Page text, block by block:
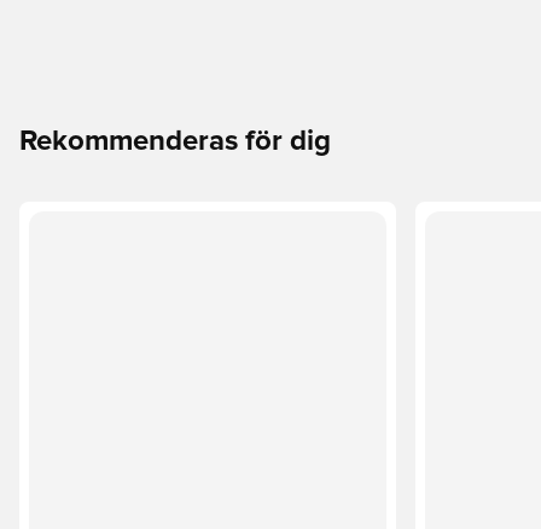
Rekommenderas för dig